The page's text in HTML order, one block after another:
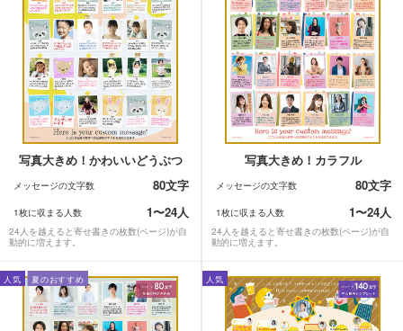
写真大きめ！かわいいどうぶつ
メッセージの文字数 80文字
1枚に収まる人数 1〜24人
24人を越えると寄せ書きの枚数(ページ)が自
動的に増えます。
写真大きめ！カラフル
メッセージの文字数 80文字
1枚に収まる人数 1〜24人
24人を越えると寄せ書きの枚数(ページ)が自
動的に増えます。
人気 夏のおすすめ 人気